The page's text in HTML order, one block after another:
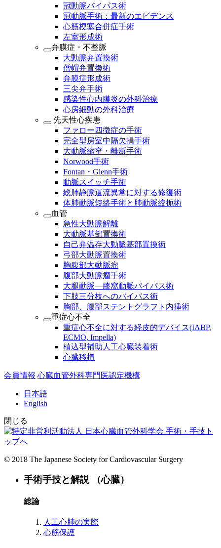
冠動脈バイパス術
冠動脈手術：最新のエビデンス
心筋梗塞合併症手術
左室形成術
弁膜症・不整脈
大動脈弁置換術
僧帽弁置換術
弁膜症形成術
三尖弁手術
感染性心内膜炎の外科治療
心房細動の外科治療
先天性心疾患
ファロー四徴症の手術
完全型房室中隔欠損手術
大動脈縮窄・離断手術
Norwood手術
Fontan・Glenn手術
動脈スイッチ手術
総肺静脈還流異常に対する修復術
体肺動脈短絡手術と肺動脈絞扼術
血管
急性大動脈解離
大動脈基部置換術
自己弁温存大動脈基部置換術
弓部大動脈置換術
胸腹部大動脈瘤
腹部大動脈瘤手術
大腿動脈―膝窩動脈バイパス術
下肢三分枝へのバイパス術
胸部、腹部ステントグラフト内挿術
重症心不全
重症心不全に対する経皮的デバイス(IABP,
ECMO, Impella)
植込型補助人工心臓装着術
心臓移植
会員情報 心臓血管外科専門医認定機構
日本語
English
閉じる
手術・手技ト
ップへ
© 2018 The Japanese Society for Cardiovascular Surgery
手術手技と解説 （心臓）
総論
人工心肺の実際
心筋保護